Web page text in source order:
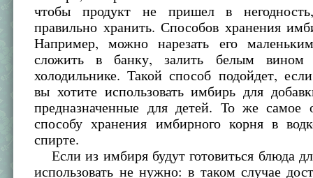
чтобы продукт не пришел в
правильно хранить. Способов хранения
Например, можно нарезать его
сложить в банку, залить белым
холодильнике. Такой способ подойдет,
вы хотите использовать имбирь для
предназначенные для детей. То же самое
способу хранения имбирного корня в
спирте.
Если из имбиря будут готовиться блюда
использовать не нужно: в таком случае